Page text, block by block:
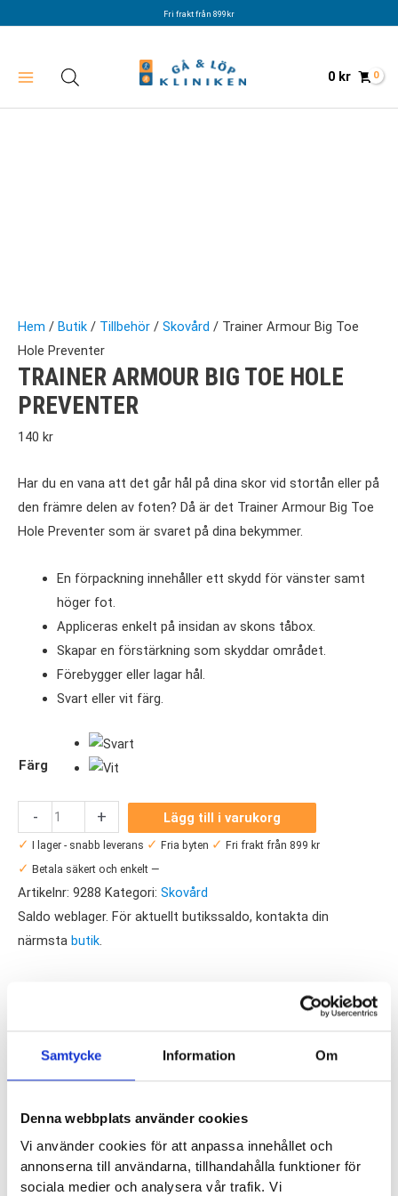
Samtycke Information Om
Denna webbplats använder cookies
Vi använder cookies för att anpassa innehållet och
annonserna till användarna, tillhandahålla funktioner för
sociala medier och analysera vår trafik. Vi
Fri frakt från 899kr
0 kr
Hem / Butik / Tillbehör / Skovård / Trainer Armour Big Toe
Hole Preventer
TRAINER ARMOUR BIG TOE HOLE
PREVENTER
140 kr
Har du en vana att det går hål på dina skor vid stortån eller på
den främre delen av foten? Då är det Trainer Armour Big Toe
Hole Preventer som är svaret på dina bekymmer.
En förpackning innehåller ett skydd för vänster samt
höger fot.
Appliceras enkelt på insidan av skons tåbox.
Skapar en förstärkning som skyddar området.
Förebygger eller lagar hål.
Svart eller vit färg.
Färg
-
Trainer
Armour
Toe
Hole
Preventer
+
Lägg till i varukorg
✓
I lager - snabb leverans ✓ Fria byten ✓ Fri frakt från 899 kr
✓ Betala säkert och enkelt —
Artikelnr: 9288 Kategori: Skovård
Saldo weblager. För aktuellt butikssaldo, kontakta din
närmsta butik.
vit samt anpassad för höger och vänster fot. Enkel att klistra
in och fungerar både i förebyggande syfte eller som ett
lagningskit om det redan gått hål.